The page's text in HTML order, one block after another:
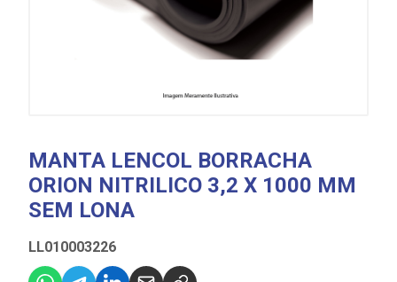
MANTA LENCOL BORRACHA
ORION NITRILICO 3,2 X 1000 MM
SEM LONA
LL010003226